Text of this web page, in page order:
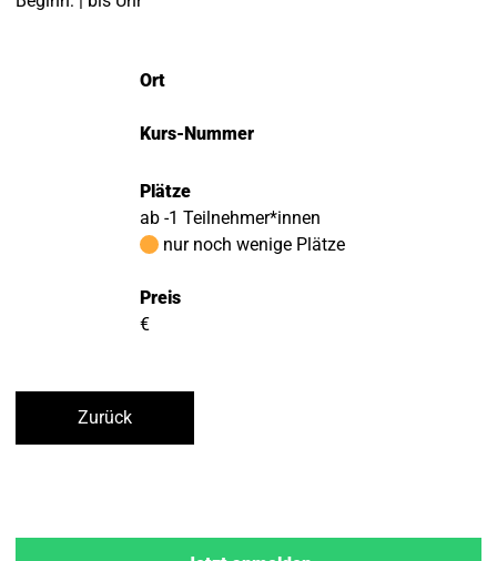
Ort
Kurs-Nummer
Plätze
ab -1 Teilnehmer*innen
nur noch wenige Plätze
Preis
€
Zurück